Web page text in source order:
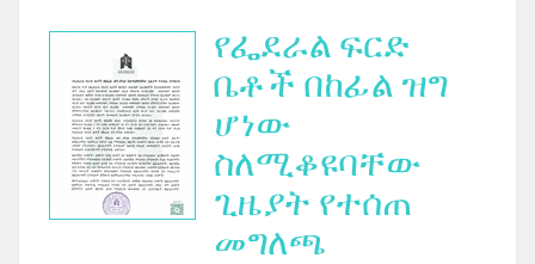
የፌደራል ፍርድ
ቤቶች በከፊል ዝግ
ሆነው
ስለሚቆዩባቸው
ጊዜያት የተሰጠ
መግለጫ